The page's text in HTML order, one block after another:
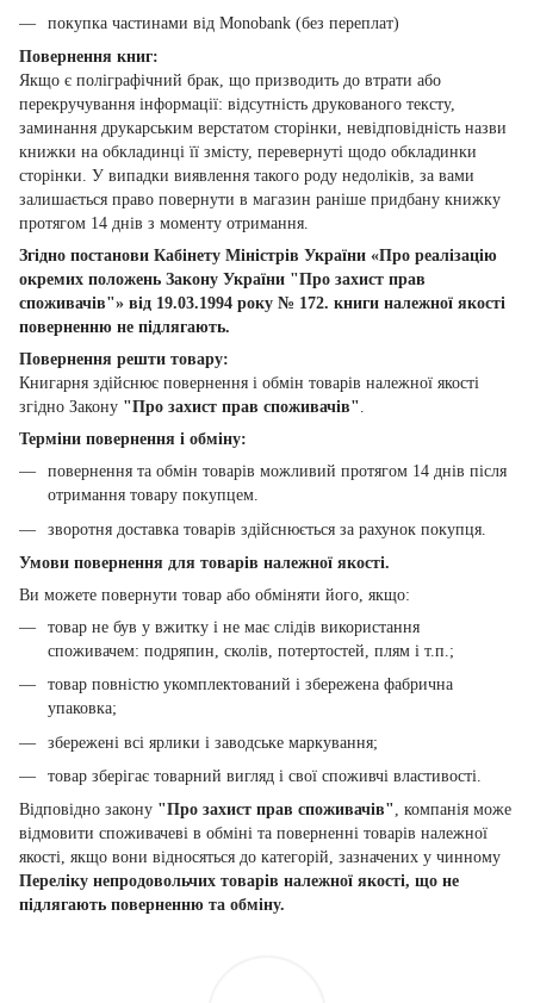
покупка частинами від Monobank (без переплат)
Повернення книг:
Якщо є поліграфічний брак, що призводить до втрати або
перекручування інформації: відсутність друкованого тексту,
заминання друкарським верстатом сторінки, невідповідність назви
книжки на обкладинці її змісту, перевернуті щодо обкладинки
сторінки. У випадки виявлення такого роду недоліків, за вами
залишається право повернути в магазин раніше придбану книжку
протягом 14 днів з моменту отримання.
Згідно постанови Кабінету Міністрів України «Про реалізацію
окремих положень Закону України "Про захист прав
споживачів"» від 19.03.1994 року № 172. книги належної якості
поверненню не підлягають.
Повернення решти товару:
Книгарня здійснює повернення і обмін товарів належної якості
згідно Закону "Про захист прав споживачів".
Терміни повернення і обміну:
повернення та обмін товарів можливий протягом 14 днів після
отримання товару покупцем.
зворотня доставка товарів здійснюється за рахунок покупця.
Умови повернення для товарів належної якості.
Ви можете повернути товар або обміняти його, якщо:
товар не був у вжитку і не має слідів використання
споживачем: подряпин, сколів, потертостей, плям і т.п.;
товар повністю укомплектований і збережена фабрична
упаковка;
збережені всі ярлики і заводське маркування;
товар зберігає товарний вигляд і свої споживчі властивості.
Відповідно закону "Про захист прав споживачів", компанія може
відмовити споживачеві в обміні та поверненні товарів належної
якості, якщо вони відносяться до категорій, зазначених у чинному
Переліку непродовольчих товарів належної якості, що не
підлягають поверненню та обміну.